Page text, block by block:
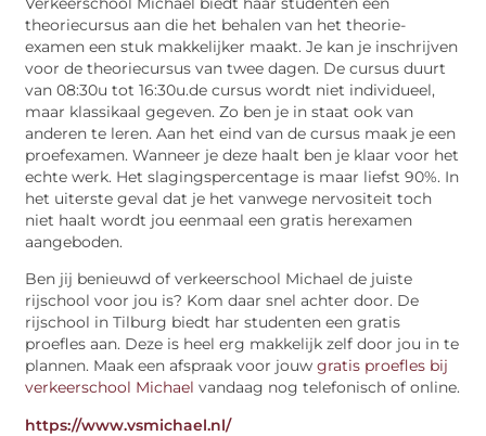
theoriecursus aan die het behalen van het theorie-
examen een stuk makkelijker maakt. Je kan je inschrijven
voor de theoriecursus van twee dagen. De cursus duurt
van 08:30u tot 16:30u.de cursus wordt niet individueel,
maar klassikaal gegeven. Zo ben je in staat ook van
anderen te leren. Aan het eind van de cursus maak je een
proefexamen. Wanneer je deze haalt ben je klaar voor het
echte werk. Het slagingspercentage is maar liefst 90%. In
het uiterste geval dat je het vanwege nervositeit toch
niet haalt wordt jou eenmaal een gratis herexamen
aangeboden.
Ben jij benieuwd of verkeerschool Michael de juiste
rijschool voor jou is? Kom daar snel achter door. De
rijschool in Tilburg biedt har studenten een gratis
proefles aan. Deze is heel erg makkelijk zelf door jou in te
plannen. Maak een afspraak voor jouwgratis proefles bij
verkeerschool Michael vandaag nog telefonisch of online.
https://www.vsmichael.nl/